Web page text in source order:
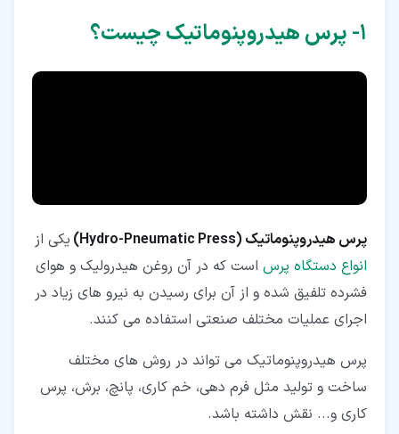
۱‏- پرس هیدروپنوماتیک چیست؟
پرس هیدروپنوماتیک (Hydro-Pneumatic Press
) یکی از
انواع دستگاه پرس است که در آن روغن هیدرولیک و هوای
فشرده تلفیق شده و از آن برای رسیدن به نیرو های زیاد در
اجرای عملیات مختلف صنعتی استفاده می کنند.
پرس هیدروپنوماتیک می تواند در روش های مختلف
ساخت و تولید مثل فرم دهی، خم کاری، پانچ، برش، پرس
کاری و... نقش داشته باشد.